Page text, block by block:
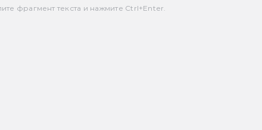
фрагмент текста и нажмите Ctrl+Enter.